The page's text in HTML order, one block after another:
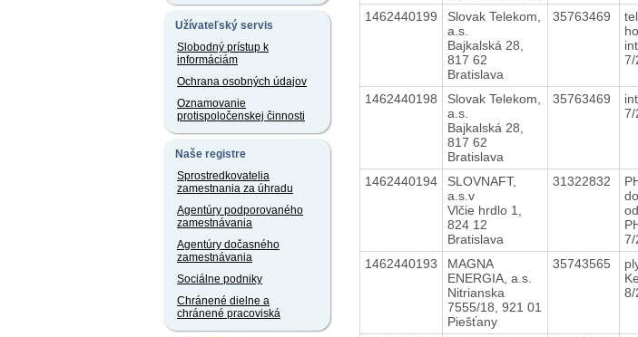
Užívateľský servis
Slobodný prístup k
informáciám
Ochrana osobných údajov
Oznamovanie
protispoločenskej činnosti
Naše registre
Sprostredkovatelia
zamestnania za úhradu
Agentúry podporovaného
zamestnávania
Agentúry dočasného
zamestnávania
Sociálne podniky
Chránené dielne a
chránené pracoviská
1462440199
Slovak Telekom,
a.s.
Bajkalská 28,
817 62
Bratislava
35763469
7/
1462440198
Slovak Telekom,
a.s.
Bajkalská 28,
817 62
Bratislava
35763469
7/
1462440194
SLOVNAFT,
a.s.v
Vlčie hrdlo 1,
824 12
Bratislava
31322832
do
7/
1462440193
MAGNA
ENERGIA, a.s.
Nitrianska
7555/18, 921 01
Piešťany
35743565
8/